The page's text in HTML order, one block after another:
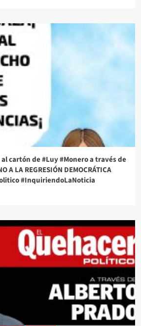
cartón de #Luy #Monero a través de
LA REGRESIÓN DEMOCRÁTICA
#InquiriendoLaNoticia